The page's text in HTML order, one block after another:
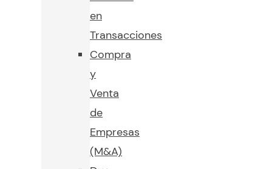
en
Transacciones
Compra
y
Venta
de
Empresas
(M&A)